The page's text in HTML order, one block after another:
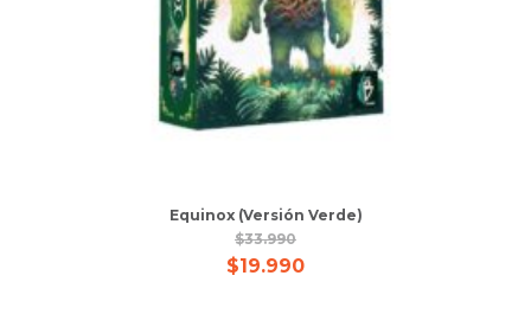
Equinox (Versión Verde)
$33.990
$19.990